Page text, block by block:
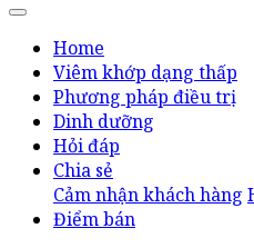
Home
Viêm khớp dạng thấp
Phương pháp điều trị
Dinh dưỡng
Hỏi đáp
Chia sẻ
Cảm nhận khách hàng
Điểm bán